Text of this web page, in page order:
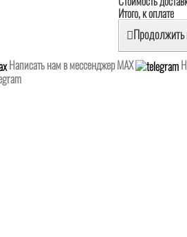
Итого, к оплате
Продолжить
Написать нам в мессенджер MAX